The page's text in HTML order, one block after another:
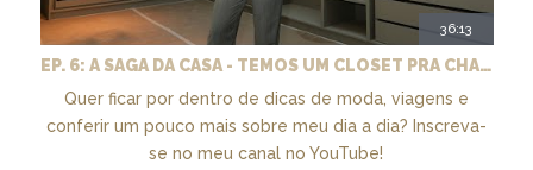
36:13
EP. 6: A SAGA DA CASA - TEMOS UM CLOSET PRA CHAMAR DE NOSSO + MARCENARIA E PAISAGISMO
Quer ficar por dentro de dicas de moda, viagens e
conferir um pouco mais sobre meu dia a dia? Inscreva-
se no meu canal no YouTube!